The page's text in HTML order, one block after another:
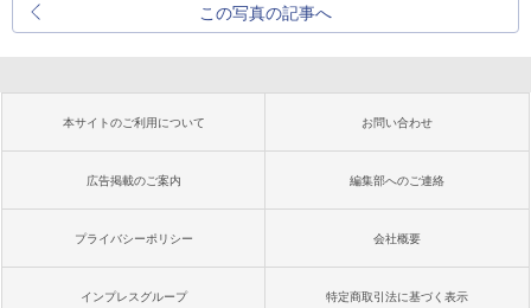
この写真の記事へ
本サイトのご利用について お問い合わせ
広告掲載のご案内 編集部へのご連絡
プライバシーポリシー 会社概要
インプレスグループ 特定商取引法に基づく表示